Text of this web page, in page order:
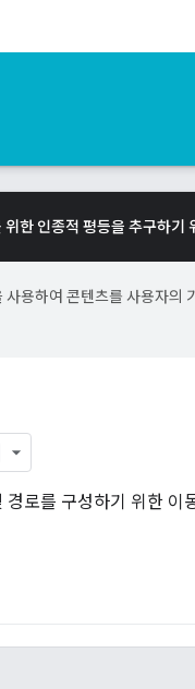
한 인종적 평등을 추구하기
용하여 콘텐츠를 사용자의
로를 구성하기 위한